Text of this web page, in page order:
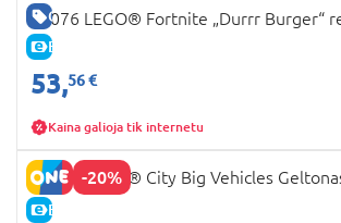
GERA KAINA
E-KAINA
77076 LEGO® Fortnite „Durrr Burger“
53,56 €
Kaina galioja tik internetu
-20%
E-KAINA
60466 LEGO® City Big Vehicles